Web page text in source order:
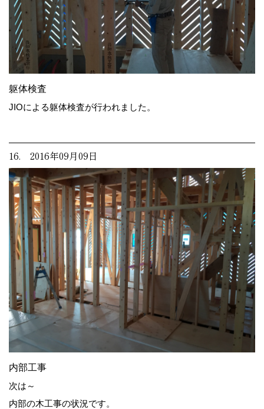
躯体検査
JIOによる躯体検査が行われました。
16. 2016年09月09日
内部工事
次は～
内部の木工事の状況です。